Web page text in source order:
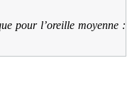
pour l’oreille moyenne :